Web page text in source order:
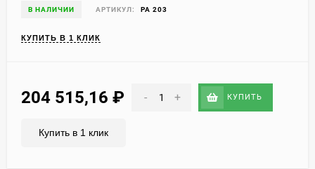
В НАЛИЧИИ АРТИКУЛ: PA 203
КУПИТЬ В 1 КЛИК
204 515,16 ₽ - + КУПИТЬ
Купить в 1 клик